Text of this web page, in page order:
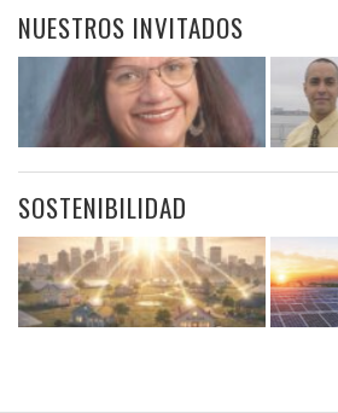
NUESTROS INVITADOS
SOSTENIBILIDAD